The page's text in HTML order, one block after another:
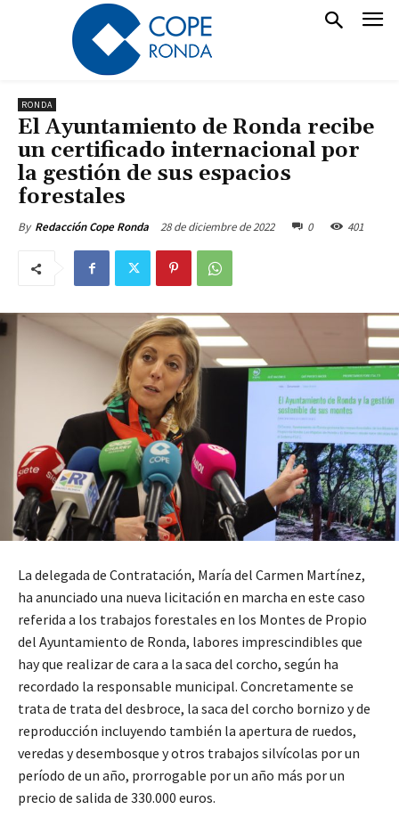
RONDA
El Ayuntamiento de Ronda recibe
un certificado internacional por
la gestión de sus espacios
forestales
By Redacción Cope Ronda 28 de diciembre de 2022 0 401
La delegada de Contratación, María del Carmen Martínez,
ha anunciado una nueva licitación en marcha en este caso
referida a los trabajos forestales en los Montes de Propio
del Ayuntamiento de Ronda, labores imprescindibles que
hay que realizar de cara a la saca del corcho, según ha
recordado la responsable municipal. Concretamente se
trata de trata del desbroce, la saca del corcho bornizo y de
reproducción incluyendo también la apertura de ruedos,
veredas y desembosque y otros trabajos silvícolas por un
período de un año, prorrogable por un año más por un
precio de salida de 330.000 euros.